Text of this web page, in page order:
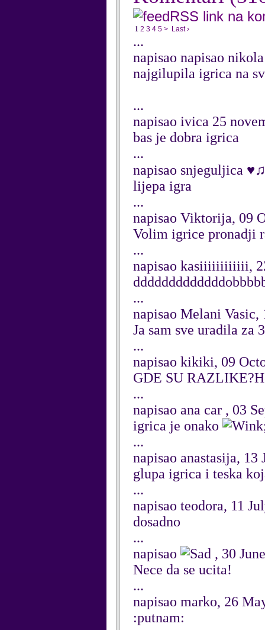
RSS link na
1 2 3 4 5 > Last ›
...
napisao napisao
najgilupila igrica na
...
napisao ivica 25
bas je dobra igrica
...
napisao snjeguljica
lijepa igra
...
napisao Viktorija, 09
Volim igrice pronadji
...
napisao kasiiiiiiiiiiii,
...
napisao Melani Vasic,
Ja sam sve uradila za
...
napisao kikiki, 09
GDE SU
...
napisao ana car , 03
igrica je onako
...
napisao anastasija, 13
glupa igrica i teska
...
napisao teodora, 11
dosadno
...
napisao
, 30
Nece da se ucita!
...
napisao marko, 26
:putnam: